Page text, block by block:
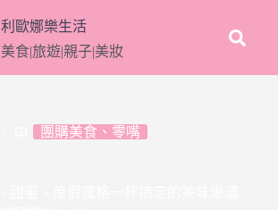
利歐娜樂生活
美食|旅遊|親子|美妝
團購美食、零嘴